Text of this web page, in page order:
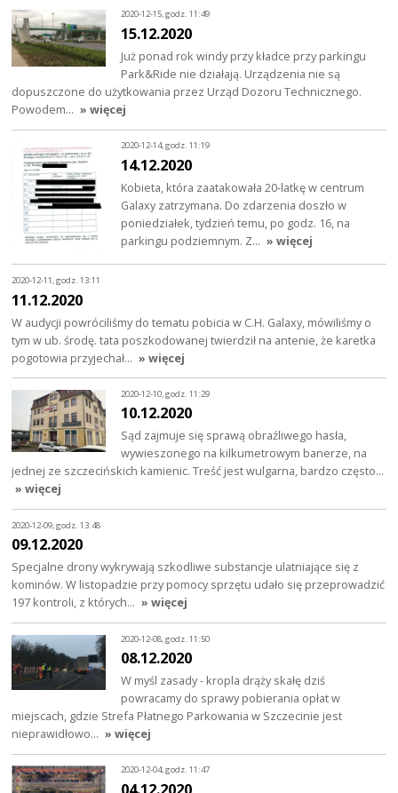
2020-12-15, godz. 11:49
15.12.2020
Już ponad rok windy przy kładce przy parkingu
Park&Ride nie działają. Urządzenia nie są
dopuszczone do użytkowania przez Urząd Dozoru Technicznego.
Powodem… » więcej
2020-12-14, godz. 11:19
14.12.2020
Kobieta, która zaatakowała 20-latkę w centrum
Galaxy zatrzymana. Do zdarzenia doszło w
poniedziałek, tydzień temu, po godz. 16, na
parkingu podziemnym. Z… » więcej
2020-12-11, godz. 13:11
11.12.2020
W audycji powróciliśmy do tematu pobicia w C.H. Galaxy, mówiliśmy o
tym w ub. środę. tata poszkodowanej twierdził na antenie, że karetka
pogotowia przyjechał… » więcej
2020-12-10, godz. 11:29
10.12.2020
Sąd zajmuje się sprawą obraźliwego hasła,
wywieszonego na kilkumetrowym banerze, na
jednej ze szczecińskich kamienic. Treść jest wulgarna, bardzo często…
» więcej
2020-12-09, godz. 13:48
09.12.2020
Specjalne drony wykrywają szkodliwe substancje ulatniające się z
kominów. W listopadzie przy pomocy sprzętu udało się przeprowadzić
197 kontroli, z których… » więcej
2020-12-08, godz. 11:50
08.12.2020
W myśl zasady - kropla drąży skałę dziś
powracamy do sprawy pobierania opłat w
miejscach, gdzie Strefa Płatnego Parkowania w Szczecinie jest
nieprawidłowo… » więcej
2020-12-04, godz. 11:47